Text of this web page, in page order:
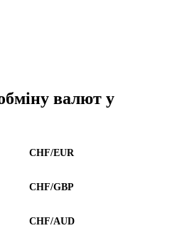
валют у
CHF/EUR
CHF/GBP
CHF/AUD